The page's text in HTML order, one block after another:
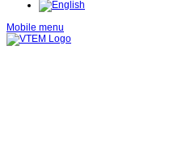
Mobile menu